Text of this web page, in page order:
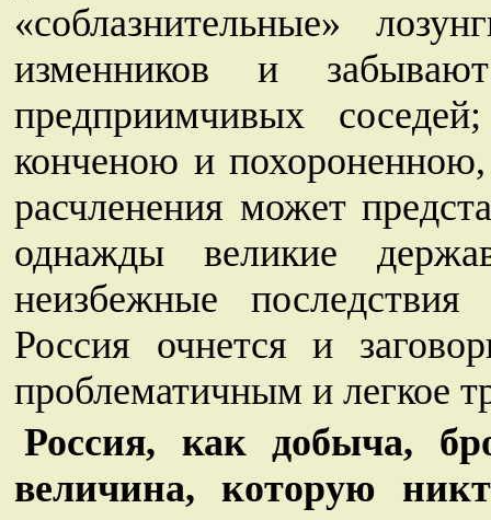
«соблазнительные»
изменников и
предприимчивых
конченою и
расчленения может
однажды великие
неизбежные
Россия очнется и
проблематичным и легкое
Россия, как добыча,
величина, которую